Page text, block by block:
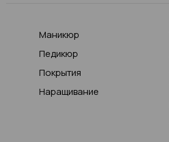
Маникюр
Педикюр
Покрытия
Наращивание